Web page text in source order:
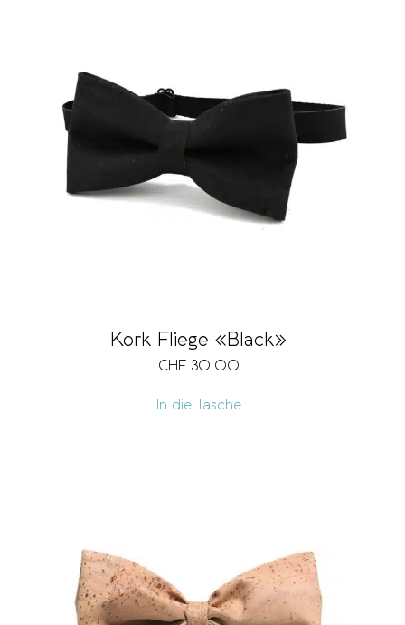
Kork Fliege «Black»
CHF 30.00
In die Tasche